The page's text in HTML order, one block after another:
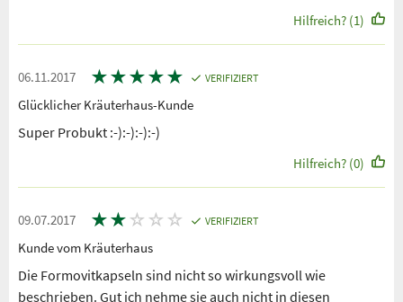
Hilfreich? (1)
06.11.2017 ★★★★★ VERIFIZIERT
Glücklicher Kräuterhaus-Kunde
Super Probukt :-):-):-):-)
Hilfreich? (0)
09.07.2017 ★★ ☆ ☆ ☆ VERIFIZIERT
Kunde vom Kräuterhaus
Die Formovitkapseln sind nicht so wirkungsvoll wie
beschrieben. Gut ich nehme sie auch nicht in diesen